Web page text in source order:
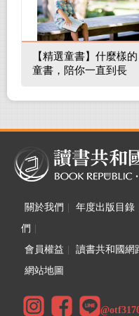
【精選童書】什麼樣的
童書，陪你一直到長
關於我們 年度出版目錄
們
會員權益
讀書共和國網
網站地圖